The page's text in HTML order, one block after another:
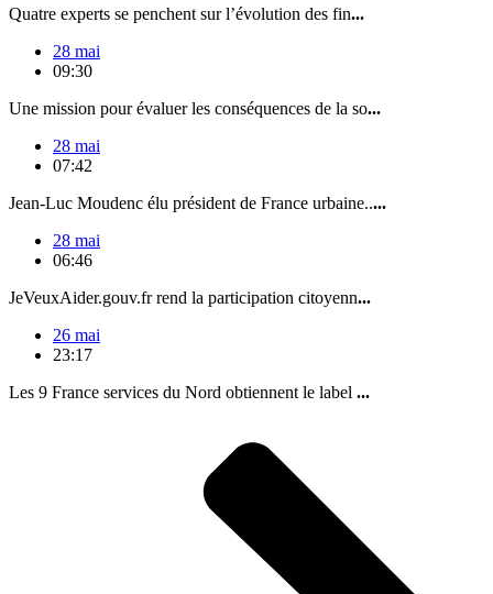
Quatre experts se penchent sur l’évolution des fin...
28 mai
09:30
Une mission pour évaluer les conséquences de la so...
28 mai
07:42
Jean-Luc Moudenc élu président de France urbaine.....
28 mai
06:46
JeVeuxAider.gouv.fr rend la participation citoyenn...
26 mai
23:17
Les 9 France services du Nord obtiennent le label ...